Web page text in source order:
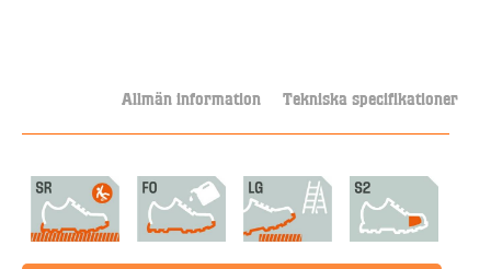
Allmän information Tekniska specifikationer